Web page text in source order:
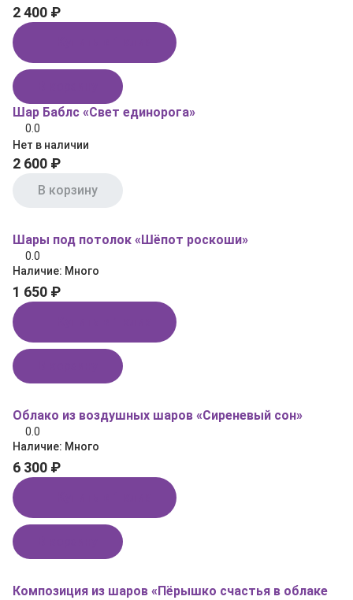
2 400 ₽
Шар Баблс «Свет единорога»
0.0
Нет в наличии
2 600 ₽
В корзину
Шары под потолок «Шёпот роскоши»
0.0
Наличие: Много
1 650 ₽
Облако из воздушных шаров «Сиреневый сон»
0.0
Наличие: Много
6 300 ₽
Композиция из шаров «Пёрышко счастья в облаке